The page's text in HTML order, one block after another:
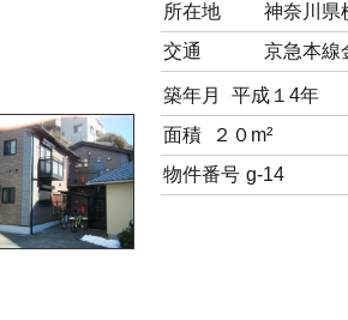
所在地
神奈川県
交通
京急本線
築年月 平成１4年
面積
２０m²
物件番号 g-14